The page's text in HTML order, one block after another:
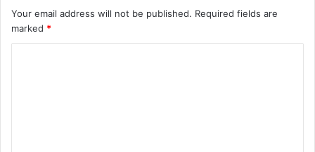
Your email address will not be published. Required fields are
marked *